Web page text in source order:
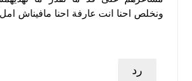
ونخلص احنا انت عارفة احنا مافيناش
رد